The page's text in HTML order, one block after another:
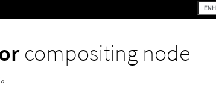
compositing node